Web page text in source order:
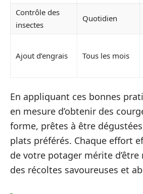
Contrôle des
insectes
Quotidien
Ajout d’engrais Tous les mois
En appliquant ces bonnes
en mesure d’obtenir des
forme, prêtes à être
plats préférés. Chaque effort
de votre potager mérite
des récoltes savoureuses et